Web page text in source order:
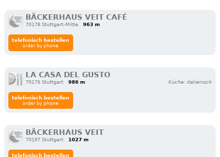
BÄCKERHAUS VEIT CAFÉ
70178 Stuttgart-Mitte 963 m
telefonisch bestellen
order by phone
LA CASA DEL GUSTO
70176 Stuttgart 986 m Küche: italienisch
telefonisch bestellen
order by phone
BÄCKERHAUS VEIT
70197 Stuttgart 1027 m
telefonisch bestellen